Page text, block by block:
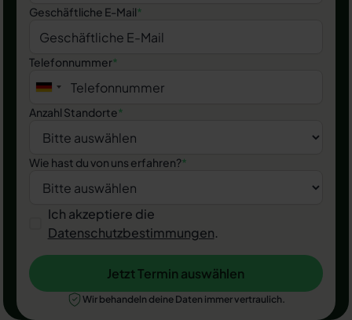
Geschäftliche E-Mail*
Telefonnummer*
Anzahl Standorte*
Wie hast du von uns erfahren?*
Ich akzeptiere die
Datenschutzbestimmungen.
Jetzt Termin auswählen
Jetzt Termin auswählen
Wir behandeln deine Daten immer vertraulich.